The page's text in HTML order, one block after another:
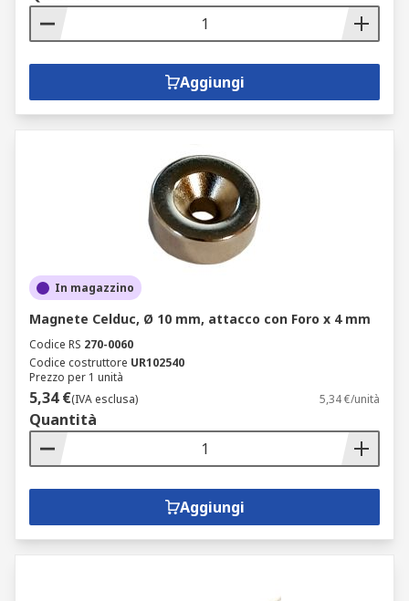
Aggiungi
In magazzino
Magnete Celduc, Ø 10 mm, attacco con Foro x 4 mm
Codice RS 270-0060
Codice costruttore UR102540
Prezzo per 1 unità
5,34 €(IVA esclusa) 5,34 €/unità
Quantità
Aggiungi